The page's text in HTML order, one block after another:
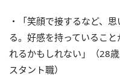
・「笑顔で接するなど、
る。好感を持っているこ
れるかもしれない」（28
スタント職）